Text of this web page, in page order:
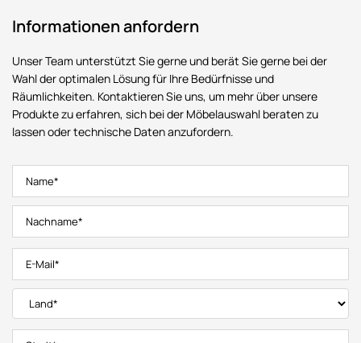
Informationen anfordern
Unser Team unterstützt Sie gerne und berät Sie gerne bei der
Wahl der optimalen Lösung für Ihre Bedürfnisse und
Räumlichkeiten. Kontaktieren Sie uns, um mehr über unsere
Produkte zu erfahren, sich bei der Möbelauswahl beraten zu
lassen oder technische Daten anzufordern.